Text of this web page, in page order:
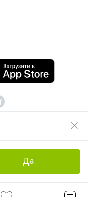
Да
2012 -2026